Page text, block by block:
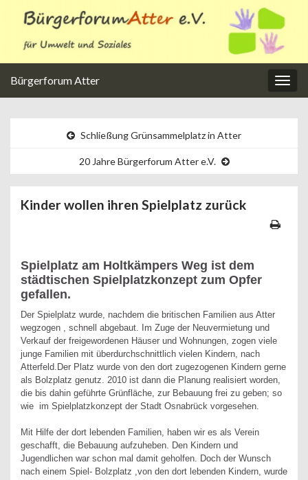
Bürgerforum Atter
Schließung Grünsammelplatz in Atter
20 Jahre Bürgerforum Atter e.V.
Kinder wollen ihren Spielplatz zurück
Spielplatz am Holtkämpers Weg ist dem
städtischen Spielplatzkonzept zum Opfer
gefallen.
Der Spielplatz wurde, nachdem die britischen Familien aus Atter
wegzogen , schnell abgebaut. Im Zuge der Neuvermietung und
Verkauf der freigewordenen Häuser und Wohnungen, zogen viele
junge Familien mit überdurchschnittlich vielen Kindern, nach
Atterfeld.Der Platz wurde von den dort zugezogenen Kindern gerne
als Bolzplatz genutz. 2010 ist dann die Planung realisiert worden,
die bis dahin geführte Grünfläche, zur Bebauung frei zu geben; so
wie im Spielplatzkonzept der Stadt Osnabrück vorgesehen.
Mit Hilfe der dort lebenden Familien, haben wir es als Verein
geschafft, die Bebauung aufzuheben. Den Kindern und
Jugendlichen war schon mal damit geholfen. Doch der Wunsch
nach einem Spiel- Bolzplatz ,von den dort lebenden Kindern, wurde